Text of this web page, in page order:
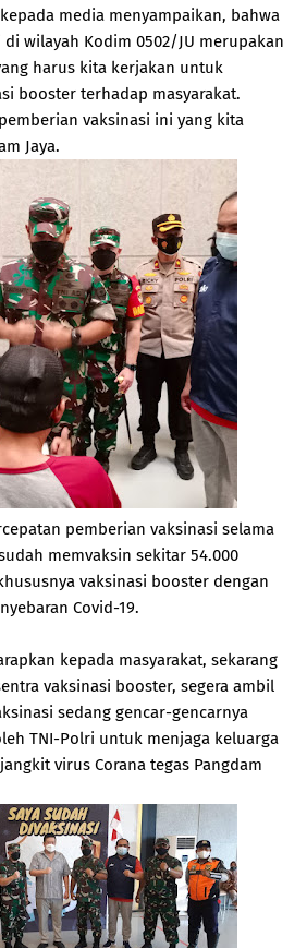
media menyampaikan, bahwa
wilayah Kodim 0502/JU merupakan
harus kita kerjakan untuk
booster terhadap masyarakat.
vaksinasi ini yang kita
Jaya.
pemberian vaksinasi selama
memvaksin sekitar 54.000
vaksinasi booster dengan
Covid-19.
kepada masyarakat, sekarang
vaksinasi booster, segera ambil
sedang gencar-gencarnya
TNI-Polri untuk menjaga keluarga
virus Corana tegas Pangdam